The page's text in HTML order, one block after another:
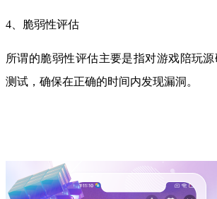
4、脆弱性评估
所谓的脆弱性评估主要是指对游戏陪玩
测试，确保在正确的时间内发现漏洞。